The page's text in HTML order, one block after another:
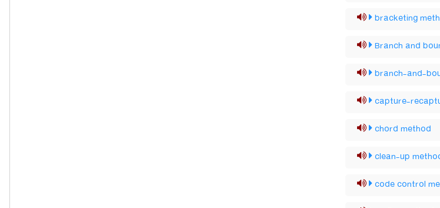
bracketing
Branch and
branch-and-
capture-
chord method
clean-up
code control